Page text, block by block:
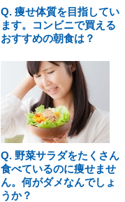
Q. 痩せ体質を目指してい
ます。コンビニで買える
おすすめの朝食は？
Q. 野菜サラダをたくさん
食べているのに痩せませ
ん。何がダメなんでしょ
うか？